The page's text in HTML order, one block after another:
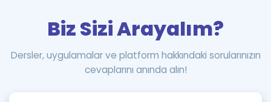
Biz Sizi Arayalım?
Dersler, uygulamalar ve platform hakkındaki sorularınızın
cevaplarını anında alın!